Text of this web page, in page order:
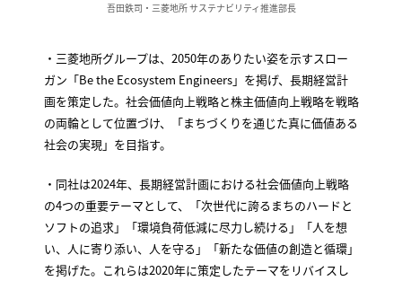
吾田鉄司・三菱地所 サステナビリティ推進部長
・三菱地所グループは、2050年のありたい姿を示すスロー
ガン「Be the Ecosystem Engineers」を掲げ、長期経営計
画を策定した。社会価値向上戦略と株主価値向上戦略を戦略
の両輪として位置づけ、「まちづくりを通じた真に価値ある
社会の実現」を目指す。
・同社は2024年、長期経営計画における社会価値向上戦略
の4つの重要テーマとして、「次世代に誇るまちのハードと
ソフトの追求」「環境負荷低減に尽力し続ける」「人を想
い、人に寄り添い、人を守る」「新たな価値の創造と循環」
を掲げた。これらは2020年に策定したテーマをリバイスし